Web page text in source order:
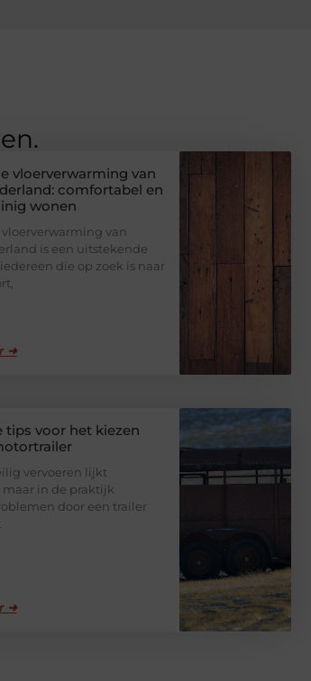
vloerverwarming van
comfortabel en
wonen
vloerverwarming van
is een uitstekende
die op zoek is naar
➜
tips voor het kiezen
vervoeren lijkt
maar in de praktijk
door een trailer
➜